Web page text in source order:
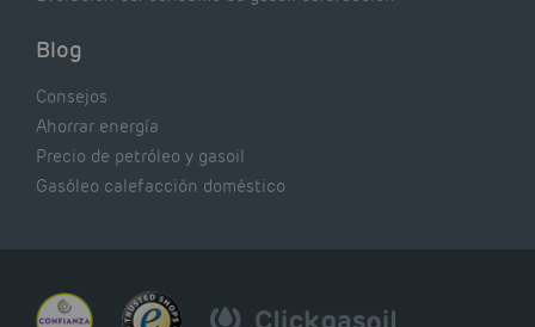
Blog
Consejos
Ahorrar energía
Precio de petróleo y gasoil
Gasóleo calefacción doméstico